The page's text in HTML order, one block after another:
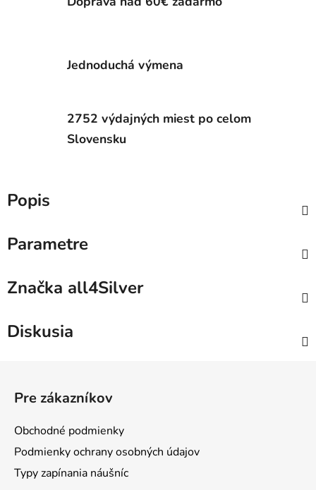
Jednoduchá výmena
2752 výdajných miest po celom
Slovensku
Popis
Parametre
Značka all4Silver
Diskusia
Pre zákazníkov
Obchodné podmienky
Podmienky ochrany osobných údajov
Typy zapínania náušníc